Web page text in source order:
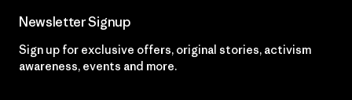
Newsletter Signup
Sign up for exclusive offers, original stories, activism
awareness, events and more.